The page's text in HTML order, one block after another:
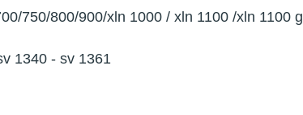
750/800/900/xln 1000 / xln 1100 /xln 1100 g
1340 - sv 1361